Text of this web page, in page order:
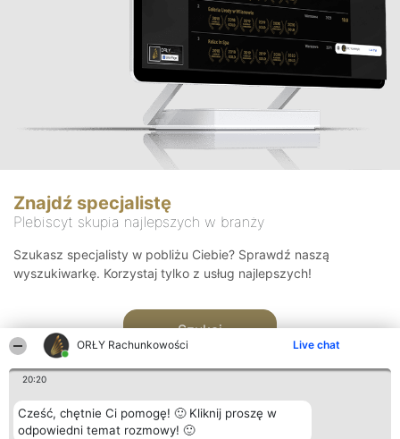
ORŁY Rachunkowości Live chat
20:20
Cześć, chętnie Ci pomogę! 🙂 Kliknij proszę w
odpowiedni temat rozmowy! 🙂
Znajdź specjalistę
Plebiscyt skupia najlepszych w branży
Szukasz specjalisty w pobliżu Ciebie? Sprawdź naszą
wyszukiwarkę. Korzystaj tylko z usług najlepszych!
Szukaj